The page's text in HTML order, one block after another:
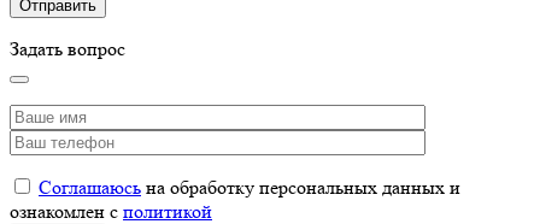
Задать вопрос
Соглашаюсь на обработку персональных данных и
ознакомлен с политикой